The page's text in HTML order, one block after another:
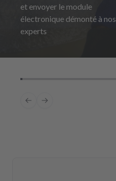
et envoyer le module
électronique démonté à nos
experts